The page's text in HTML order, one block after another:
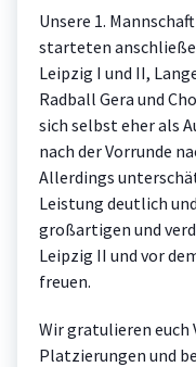
Unsere 1.
starteten
Leipzig I und II,
Radball Gera und
sich selbst eher als
nach der Vorrunde
Allerdings
Leistung deutlich
großartigen und
Leipzig II und vor
freuen.
Wir gratulieren euch
Platzierungen und